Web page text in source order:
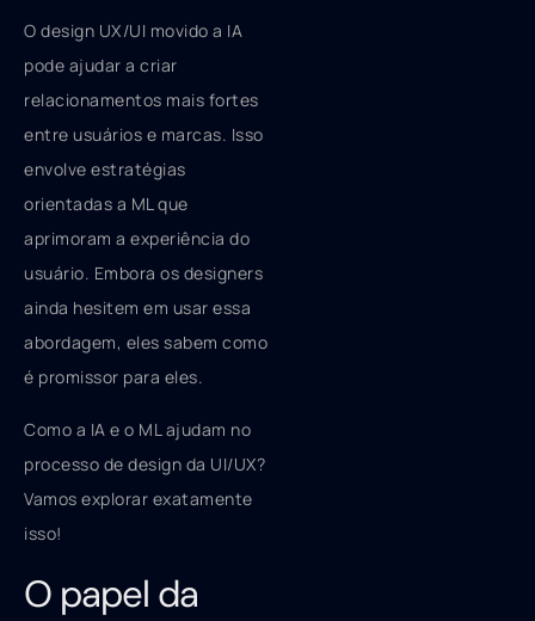
O design UX/UI movido a IA
pode ajudar a criar
relacionamentos mais fortes
entre usuários e marcas. Isso
envolve estratégias
orientadas a ML que
aprimoram a experiência do
usuário. Embora os designers
ainda hesitem em usar essa
abordagem, eles sabem como
é promissor para eles.
Como a IA e o ML ajudam no
processo de design da UI/UX?
Vamos explorar exatamente
isso!
O papel da